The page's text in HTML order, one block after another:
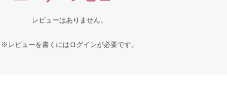
レビューはありません。
※レビューを書くにはログインが必要です。